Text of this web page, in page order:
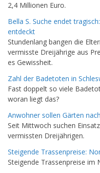
2,4 Millionen Euro.
Bella S. Suche endet
entdeckt
Stundenlang bangen die
vermisste Dreijährige aus
es Gewissheit.
Zahl der Badetoten in
Fast doppelt so viele
woran liegt das?
Anwohner sollen Gärten
Seit Mittwoch suchen
vermissten Dreijährigen.
Steigende Trassenpreise:
Steigende Trassenpreise im